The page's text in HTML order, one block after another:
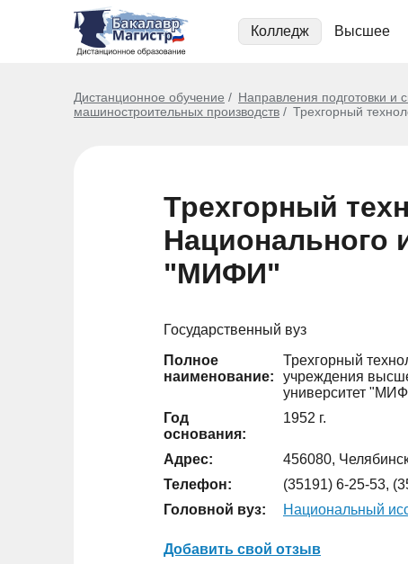
Колледж Высшее
Дистанционное обучение Направления подготовки и
машиностроительных производств
Трехгорный
Трехгорный
Национального
"МИФИ"
Государственный вуз
Полное
наименование:
Трехгорный
учреждения
университет
Год
основания:
1952 г.
Адрес:
456080,
Телефон:
(35191) 6-25-53,
Головной вуз:
Национальный
Добавить свой отзыв